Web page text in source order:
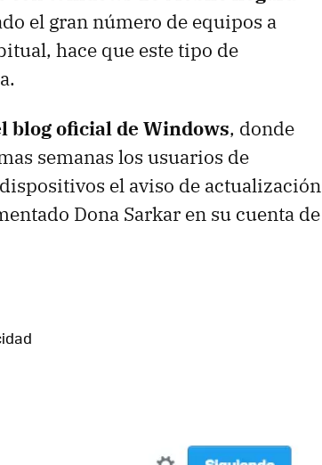
el gran número de equipos a
hace que este tipo de
blog oficial de Windows, donde
semanas los usuarios de
el aviso de actualización
Dona Sarkar en su cuenta de